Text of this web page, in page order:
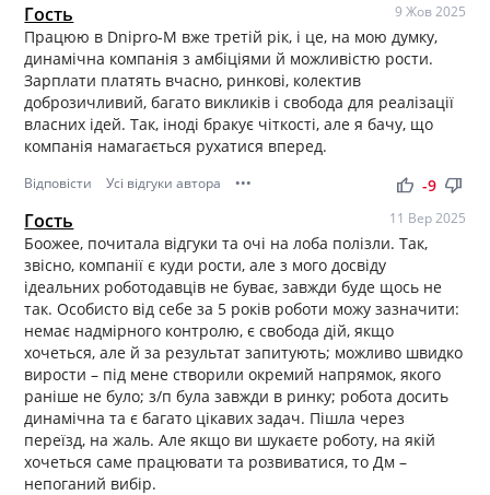
Гость 9 Жов 2025
Працюю в Dnipro-M вже третій рік, і це, на мою думку,
динамічна компанія з амбіціями й можливістю рости.
Зарплати платять вчасно, ринкові, колектив
доброзичливий, багато викликів і свобода для реалізації
власних ідей. Так, іноді бракує чіткості, але я бачу, що
компанія намагається рухатися вперед.
Відповісти Усі відгуки автора ••• thumb_up thumb_down
-9
Гость 11 Вер 2025
Боожее, почитала відгуки та очі на лоба полізли. Так,
звісно, компанії є куди рости, але з мого досвіду
ідеальних роботодавців не буває, завжди буде щось не
так. Особисто від себе за 5 років роботи можу зазначити:
немає надмірного контролю, є свобода дій, якщо
хочеться, але й за результат запитують; можливо швидко
вирости – під мене створили окремий напрямок, якого
раніше не було; з/п була завжди в ринку; робота досить
динамічна та є багато цікавих задач. Пішла через
переїзд, на жаль. Але якщо ви шукаєте роботу, на якій
хочеться саме працювати та розвиватися, то Дм –
непоганий вибір.